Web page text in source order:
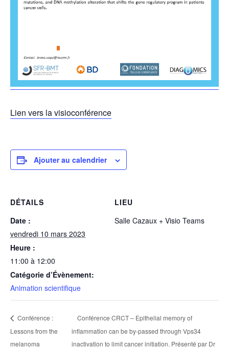
Lien vers la visioconférence
Ajouter au calendrier
DÉTAILS
Date :
vendredi 10 mars 2023
Heure :
11:00 à 12:00
Catégorie d’Évènement:
Animation scientifique
LIEU
Salle Cazaux + Visio Teams
Conférence :
Lessons from the
melanoma
Conférence CRCT – Epithelial memory of
inflammation can be by-passed through Vps34
inactivation to limit cancer initiation. Présenté par Dr